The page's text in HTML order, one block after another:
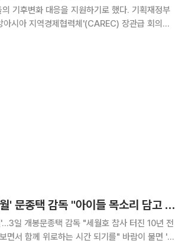
화 대응을 지원하기로 했다. 기획재정부
시아 지역경제협력체'(CAREC) 장관급 회의에
300만 달
[인터뷰] 세월호 10주기…'바람의 세월' 문종택 감독 "아이들 목소리 담고 싶었어"
일 개봉문종택 감독 "세월호 참사 터진 10년 전
위로하는 시간 되기를" 바람이 불면 '쉬